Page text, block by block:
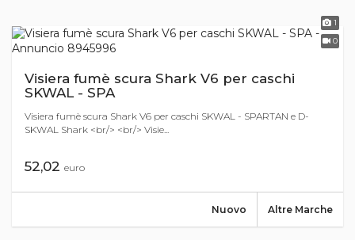
1
0
Visiera fumè scura Shark V6 per caschi
SKWAL - SPA
Visiera fumè scura Shark V6 per caschi SKWAL - SPARTAN e D-
SKWAL Shark <br/> <br/> Visie...
52,02 euro
Altre Marche
Nuovo